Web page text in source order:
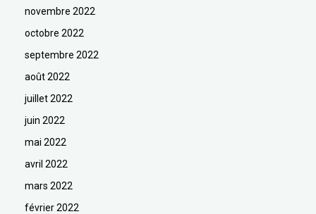
novembre 2022
octobre 2022
septembre 2022
août 2022
juillet 2022
juin 2022
mai 2022
avril 2022
mars 2022
février 2022